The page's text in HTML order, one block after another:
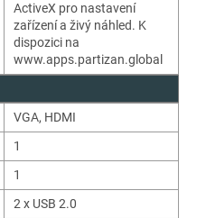
ActiveX pro nastavení
zařízení a živý náhled. K
dispozici na
www.apps.partizan.global
VGA, HDMI
1
1
2 x USB 2.0